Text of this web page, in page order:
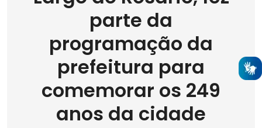
parte da
programação da
prefeitura para
comemorar os 249
anos da cidade